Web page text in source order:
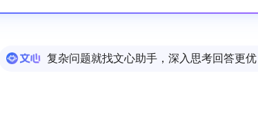
复杂问题就找文心助手，深入思考回答更优